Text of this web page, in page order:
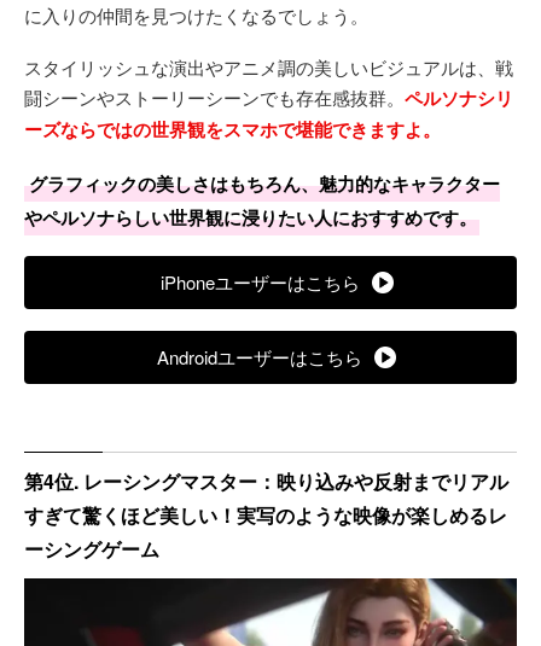
に入りの仲間を見つけたくなるでしょう。
スタイリッシュな演出やアニメ調の美しいビジュアルは、戦
闘シーンやストーリーシーンでも存在感抜群。 ペルソナシリ
ーズならではの世界観をスマホで堪能できますよ。
グラフィックの美しさはもちろん、魅力的なキャラクター
やペルソナらしい世界観に浸りたい人におすすめです。
iPhoneユーザーはこちら
Androidユーザーはこちら
第4位. レーシングマスター：映り込みや反射までリアル
すぎて驚くほど美しい！実写のような映像が楽しめるレ
ーシングゲーム